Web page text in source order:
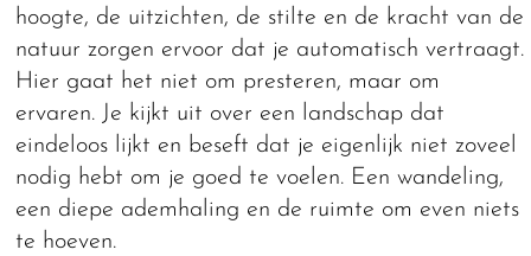
hoogte, de uitzichten, de stilte en de kracht van de
natuur zorgen ervoor dat je automatisch vertraagt.
Hier gaat het niet om presteren, maar om
ervaren. Je kijkt uit over een landschap dat
eindeloos lijkt en beseft dat je eigenlijk niet zoveel
nodig hebt om je goed te voelen. Een wandeling,
een diepe ademhaling en de ruimte om even niets
te hoeven.